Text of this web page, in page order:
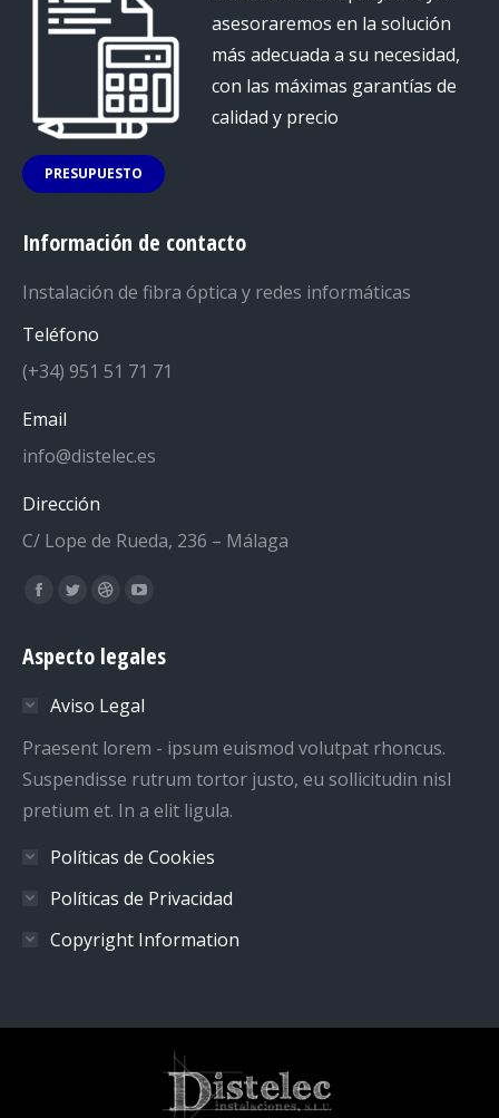
asesoraremos en la solución
más adecuada a su necesidad,
con las máximas garantías de
calidad y precio
PRESUPUESTO
Información de contacto
Instalación de fibra óptica y redes informáticas
Teléfono
(+34) 951 51 71 71
Email
info@distelec.es
Dirección
C/ Lope de Rueda, 236 – Málaga
Encuéntranos en:
Facebook
opens
new
window
Twitter
opens
new
window
Dribbble
opens
new
window
YouTube
opens
new
window
Aspecto legales
Aviso Legal
Praesent lorem - ipsum euismod volutpat rhoncus.
Suspendisse rutrum tortor justo, eu sollicitudin nisl
pretium et. In a elit ligula.
Políticas de Cookies
Políticas de Privacidad
Copyright Information